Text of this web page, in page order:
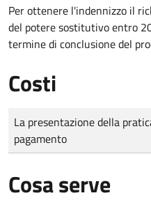
Per ottenere l'indennizzo il
del potere sostitutivo entro
termine di conclusione del
Costi
Tipo di pagamento
Importo
La presentazione della
pagamento
Cosa serve